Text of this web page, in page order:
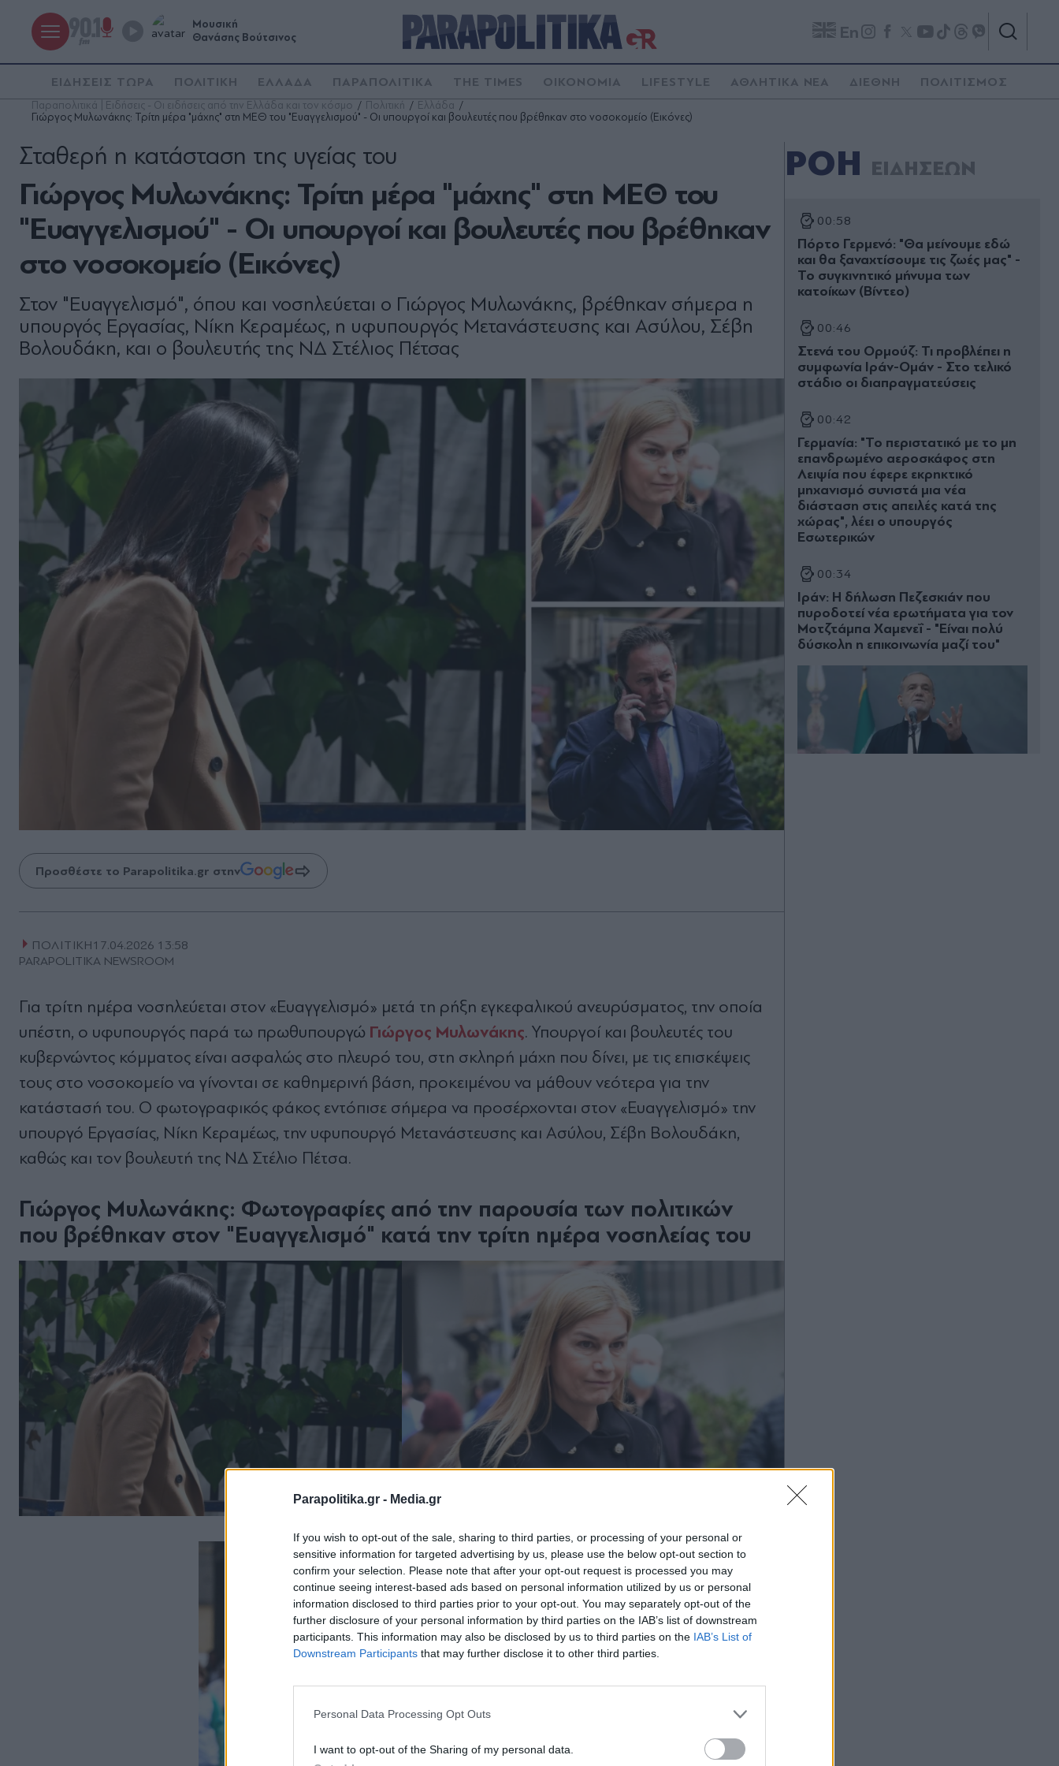
Parapolitika.gr - Media.gr
If you wish to opt-out of the sale, sharing to third parties, or processing of your personal or
sensitive information for targeted advertising by us, please use the below opt-out section to
confirm your selection. Please note that after your opt-out request is processed you may
continue seeing interest-based ads based on personal information utilized by us or personal
information disclosed to third parties prior to your opt-out. You may separately opt-out of the
further disclosure of your personal information by third parties on the IAB’s list of downstream
participants. This information may also be disclosed by us to third parties on the IAB’s List of
Downstream Participants that may further disclose it to other third parties.
Personal Data Processing Opt Outs
I want to opt-out of the Sharing of my personal data.
Μουσική
Θανάσης Βούτσινος
En
ΕΙΔΗΣΕΙΣ ΤΩΡΑ ΠΟΛΙΤΙΚΗ ΕΛΛΑΔΑ ΠΑΡΑΠΟΛΙΤΙΚΑ THE TIMES ΟΙΚΟΝΟΜΙΑ LIFESTYLE ΑΘΛΗΤΙΚΑ ΝΕΑ ΔΙΕΘΝΗ ΠΟΛΙΤΙΣΜΟΣ
Παραπολιτικά | Ειδήσεις - Οι ειδήσεις από την Ελλάδα και τον κόσμο Πολιτική
Ελλάδα
Γιώργος Μυλωνάκης: Τρίτη μέρα "μάχης" στη ΜΕΘ του "Ευαγγελισμού" - Οι υπουργοί και βουλευτές που βρέθηκαν στο νοσοκομείο (Εικόνες)
Γιώργος Μυλωνάκης: Τρίτη μέρα "μάχης" στη ΜΕΘ του
"Ευαγγελισμού" - Οι υπουργοί και βουλευτές που βρέθηκαν
στο νοσοκομείο (Εικόνες)
Σταθερή η κατάσταση της υγείας του
Στον "Ευαγγελισμό", όπου και νοσηλεύεται ο Γιώργος Μυλωνάκης, βρέθηκαν σήμερα η
υπουργός Εργασίας, Νίκη Κεραμέως, η υφυπουργός Μετανάστευσης και Ασύλου, Σέβη
Βολουδάκη, και ο βουλευτής της ΝΔ Στέλιος Πέτσας
Προσθέστε το Parapolitika.gr στην
ΠΟΛΙΤΙΚΗ17.04.2026 13:58
PARAPOLITIKA NEWSROOM
Για τρίτη ημέρα νοσηλεύεται στον «Ευαγγελισμό» μετά τη ρήξη εγκεφαλικού ανευρύσματος, την οποία
υπέστη, ο υφυπουργός παρά τω πρωθυπουργώ Γιώργος Μυλωνάκης. Υπουργοί και βουλευτές του
κυβερνώντος κόμματος είναι ασφαλώς στο πλευρό του, στη σκληρή μάχη που δίνει, με τις επισκέψεις
τους στο νοσοκομείο να γίνονται σε καθημερινή βάση, προκειμένου να μάθουν νεότερα για την
κατάστασή του. Ο φωτογραφικός φάκος εντόπισε σήμερα να προσέρχονται στον «Ευαγγελισμό» την
υπουργό Εργασίας, Νίκη Κεραμέως, την υφυπουργό Μετανάστευσης και Ασύλου, Σέβη Βολουδάκη,
καθώς και τον βουλευτή της ΝΔ Στέλιο Πέτσα.
Γιώργος Μυλωνάκης: Φωτογραφίες από την παρουσία των πολιτικών
που βρέθηκαν στον "Ευαγγελισμό" κατά την τρίτη ημέρα νοσηλείας του
ΡΟΗ ΕΙΔΗΣΕΩΝ
00:58
Πόρτο Γερμενό: "Θα μείνουμε εδώ
και θα ξαναχτίσουμε τις ζωές μας" -
Το συγκινητικό μήνυμα των
κατοίκων (Βίντεο)
00:46
Στενά του Ορμούζ: Τι προβλέπει η
συμφωνία Ιράν-Ομάν - Στο τελικό
στάδιο οι διαπραγματεύσεις
00:42
Γερμανία: "Το περιστατικό με το μη
επανδρωμένο αεροσκάφος στη
Λειψία που έφερε εκρηκτικό
μηχανισμό συνιστά μια νέα
διάσταση στις απειλές κατά της
χώρας", λέει ο υπουργός
Εσωτερικών
00:34
Ιράν: Η δήλωση Πεζεσκιάν που
πυροδοτεί νέα ερωτήματα για τον
Μοτζτάμπα Χαμενεΐ - "Είναι πολύ
δύσκολη η επικοινωνία μαζί του"
newsletter